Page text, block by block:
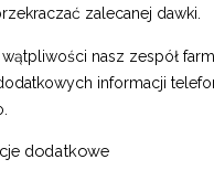
zalecanej dawki.
nasz zespół
informacji
dodatkowe